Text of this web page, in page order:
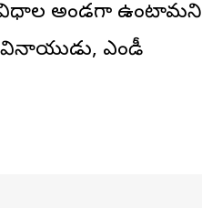
విధాల అండగా ఉంటామని
ఎండీ